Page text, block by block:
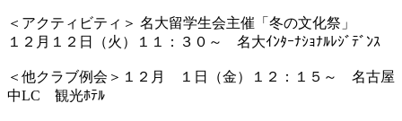
＜アクティビティ＞ 名大留学生会主催「冬の文化祭」
１２月１２日（火）１１：３０～ 名大ｲﾝﾀｰﾅｼｮﾅﾙﾚｼﾞﾃﾞﾝｽ
＜他クラブ例会＞１２月 １日（金）１２：１５～ 名古屋
中LC 観光ﾎﾃﾙ